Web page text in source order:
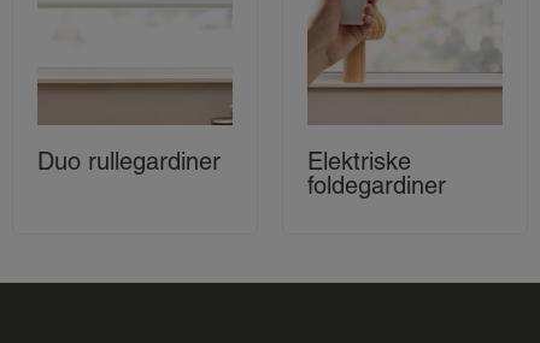
Duo rullegardiner
Elektriske
foldegardiner